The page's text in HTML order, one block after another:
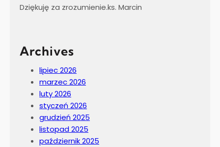
Dziękuję za zrozumienie.ks. Marcin
Archives
lipiec 2026
marzec 2026
luty 2026
styczeń 2026
grudzień 2025
listopad 2025
październik 2025